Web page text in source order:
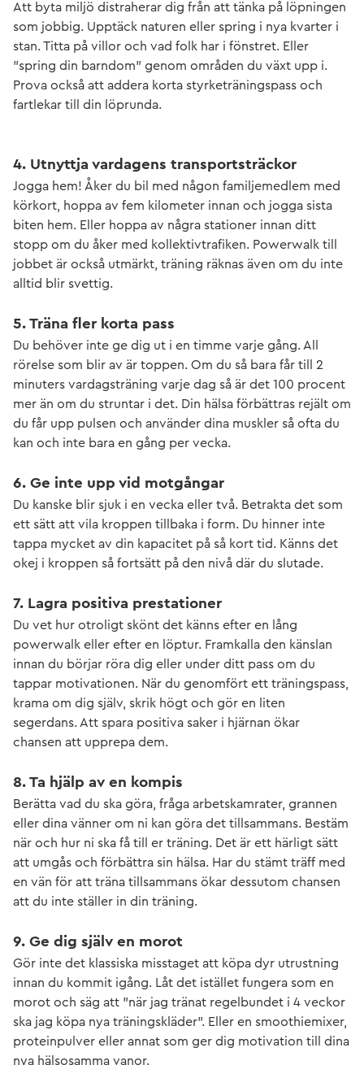
Att byta miljö distraherar dig från att tänka på löpningen
som jobbig. Upptäck naturen eller spring i nya kvarter i
stan. Titta på villor och vad folk har i fönstret. Eller
”spring din barndom” genom områden du växt upp i.
Prova också att addera korta styrketräningspass och
fartlekar till din löprunda.
4. Utnyttja vardagens transportsträckor
Jogga hem! Åker du bil med någon familjemedlem med
körkort, hoppa av fem kilometer innan och jogga sista
biten hem. Eller hoppa av några stationer innan ditt
stopp om du åker med kollektivtrafiken. Powerwalk till
jobbet är också utmärkt, träning räknas även om du inte
alltid blir svettig.
5. Träna fler korta pass
Du behöver inte ge dig ut i en timme varje gång. All
rörelse som blir av är toppen. Om du så bara får till 2
minuters vardagsträning varje dag så är det 100 procent
mer än om du struntar i det. Din hälsa förbättras rejält om
du får upp pulsen och använder dina muskler så ofta du
kan och inte bara en gång per vecka.
6. Ge inte upp vid motgångar
Du kanske blir sjuk i en vecka eller två. Betrakta det som
ett sätt att vila kroppen tillbaka i form. Du hinner inte
tappa mycket av din kapacitet på så kort tid. Känns det
okej i kroppen så fortsätt på den nivå där du slutade.
7. Lagra positiva prestationer
Du vet hur otroligt skönt det känns efter en lång
powerwalk eller efter en löptur. Framkalla den känslan
innan du börjar röra dig eller under ditt pass om du
tappar motivationen. När du genomfört ett träningspass,
krama om dig själv, skrik högt och gör en liten
segerdans. Att spara positiva saker i hjärnan ökar
chansen att upprepa dem.
8. Ta hjälp av en kompis
Berätta vad du ska göra, fråga arbetskamrater, grannen
eller dina vänner om ni kan göra det tillsammans. Bestäm
när och hur ni ska få till er träning. Det är ett härligt sätt
att umgås och förbättra sin hälsa. Har du stämt träff med
en vän för att träna tillsammans ökar dessutom chansen
att du inte ställer in din träning.
9. Ge dig själv en morot
Gör inte det klassiska misstaget att köpa dyr utrustning
innan du kommit igång. Låt det istället fungera som en
morot och säg att ”när jag tränat regelbundet i 4 veckor
ska jag köpa nya träningskläder”. Eller en smoothiemixer,
proteinpulver eller annat som ger dig motivation till dina
nya hälsosamma vanor.